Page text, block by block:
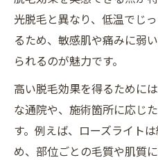
光脱毛と異なり、低温でじ
るため、敏感肌や痛みに弱
られるのが魅力です。
高い脱毛効果を得るために
な通院や、施術箇所に応じ
す。例えば、ローズライト
め、部位ごとの毛質や肌質